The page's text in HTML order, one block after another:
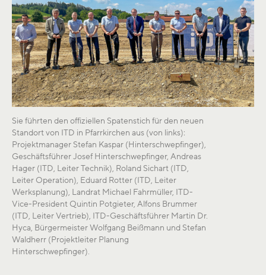
Sie führten den offiziellen Spatenstich für den neuen
Standort von ITD in Pfarrkirchen aus (von links):
Projektmanager Stefan Kaspar (Hinterschwepfinger),
Geschäftsführer Josef Hinterschwepfinger, Andreas
Hager (ITD, Leiter Technik), Roland Sichart (ITD,
Leiter Operation), Eduard Rotter (ITD, Leiter
Werksplanung), Landrat Michael Fahrmüller, ITD-
Vice-President Quintin Potgieter, Alfons Brummer
(ITD, Leiter Vertrieb), ITD-Geschäftsführer Martin Dr.
Hyca, Bürgermeister Wolfgang Beißmann und Stefan
Waldherr (Projektleiter Planung
Hinterschwepfinger).